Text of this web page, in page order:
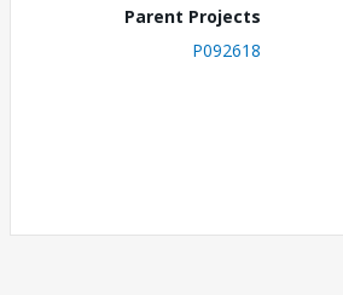
Parent Projects
P092618